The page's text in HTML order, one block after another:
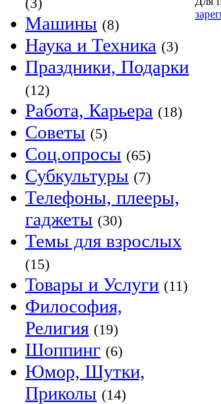
Машины (8)
Наука и Техника (3)
Праздники, Подарки
(12)
Работа, Карьера (18)
Советы (5)
Соц.опросы (65)
Субкультуры (7)
Телефоны, плееры,
гаджеты (30)
Темы для взрослых
(15)
Товары и Услуги (11)
Философия,
Религия (19)
Шоппинг (6)
Юмор, Шутки,
Приколы (14)